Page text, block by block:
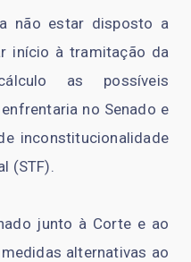
não estar disposto a
início à tramitação da
as possíveis
no Senado e
inconstitucionalidade
(STF).
junto à Corte e ao
alternativas ao